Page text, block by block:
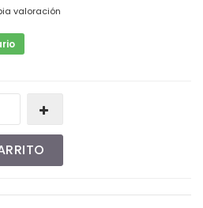
valoración